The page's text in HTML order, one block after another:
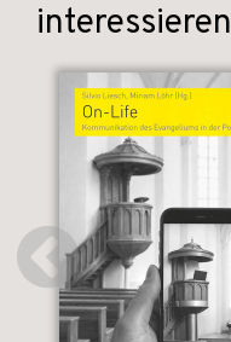
interessieren